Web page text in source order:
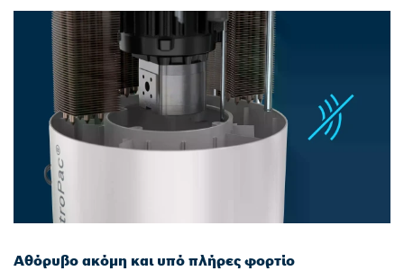
Αθόρυβο ακόμη και υπό πλήρες φορτίο